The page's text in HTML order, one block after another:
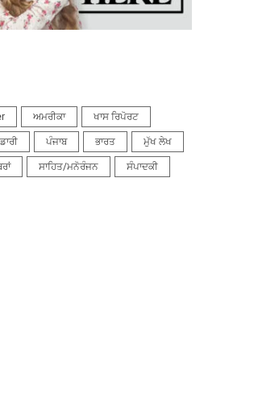
ਅਮਰੀਕਾ ਖਾਸ ਰਿਪੋਰਟ
ਪੰਜਾਬ ਭਾਰਤ ਮੁੱਖ ਲੇਖ
ਸਾਹਿਤ/ਮਨੋਰੰਜਨ ਸੰਪਾਦਕੀ